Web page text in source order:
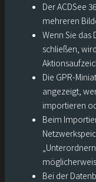
Der ACDSee
mehreren
Wenn Sie das
schließen,
Die GPR-
angezeigt,
importieren
Beim
Bei der